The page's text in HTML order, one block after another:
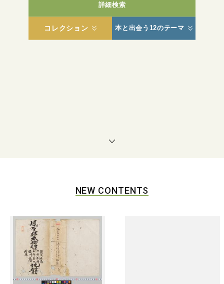
詳細検索
コレクション 本と出会う12のテーマ
NEW CONTENTS